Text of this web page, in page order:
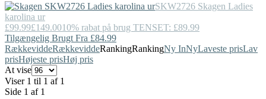
SKW2726 Skagen Ladies
karolina ur
£99.99£149.0010% rabat på brug TENSET: £89.99
Tilgængelig Brugt Fra £84.99
RækkeviddeRækkeviddeRankingRankingNy InNyLaveste prisLav
prisHøjeste prisHøj pris
At vise
Viser 1 til 1 af 1
Side 1 af 1